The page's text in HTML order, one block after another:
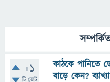
+1
টি ভোট
কাঠকে পানিতে
বাড়ে কেন?